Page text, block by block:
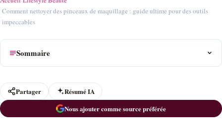
›
Comment nettoyer des pinceaux de maquillage : guide ultime pour des outils
impeccables
Sommaire
Partager
Résumé IA
Nous ajouter comme source préférée